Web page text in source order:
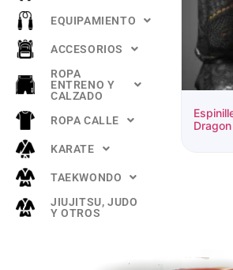
EQUIPAMIENTO
ACCESORIOS
ROPA
ENTRENO Y
CALZADO
ROPA CALLE
KARATE
TAEKWONDO
JIUJITSU, JUDO
Y OTROS
Espinillera
"TITANIUM"
Rosa